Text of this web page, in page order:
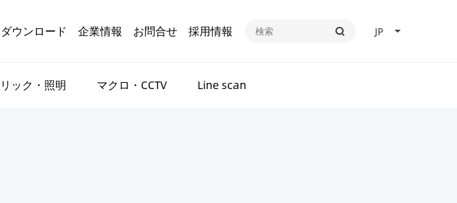
JP
ダウンロード 企業情報 お問合せ 採用情報
ック・照明 マクロ・CCTV Line scan